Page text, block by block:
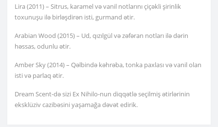
Lira (2011) – Sitrus, karamel və vanil notlarını çiçəkli şirinlik
toxunuşu ilə birləşdirən isti, gurmand ətir.
Arabian Wood (2015) – Ud, qızılgül və zəfəran notları ilə dərin
həssas, odunlu ətir.
Amber Sky (2014) – Qəlbində kəhrəba, tonka paxlası və vanil olan
isti və parlaq ətir.
Dream Scent-də sizi Ex Nihilo-nun diqqətlə seçilmiş ətirlərinin
eksklüziv cazibəsini yaşamağa dəvət edirik.